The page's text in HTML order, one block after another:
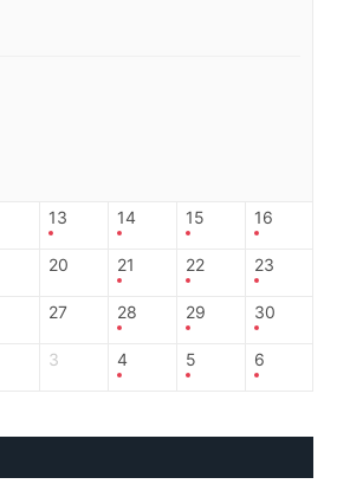
13 14 15 16
20 21 22 23
27 28 29 30
3 4 5 6